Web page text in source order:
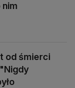
od śmierci